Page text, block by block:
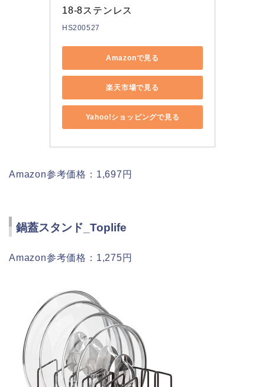
18-8ステンレス
HS200527
Amazonで見る
楽天市場で見る
Yahoo!ショッピングで見る
Amazon参考価格：1,697円
鍋蓋スタンド_Toplife
Amazon参考価格：1,275円